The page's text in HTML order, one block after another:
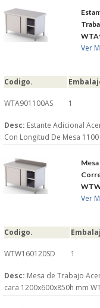
Ver
Codigo.
WTA901100AS 1
Desc: Estante Adicional
Con Longitud De Mesa
Ver
Codigo.
WTW160120SD 1
Desc: Mesa de Trabajo
cara 1200x600x850h mm